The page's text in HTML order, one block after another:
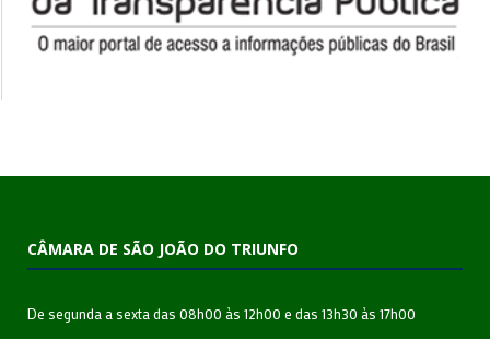
CÂMARA DE SÃO JOÃO DO TRIUNFO
De segunda a sexta das 08h00 às 12h00 e das 13h30 às 17h00